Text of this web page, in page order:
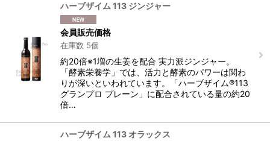
ハーブザイム 113 ジンジャー
会員販売価格
在庫数 5個
約20倍※1増の生姜を配合 実力派ジンジャー。
「酵素栄養学」では、活力と酵素のパワーは関わ
りが深いといわれています。「ハーブザイム®113
グランプロ プレーン」に配合されている量の約20
倍…
ハーブザイム 113 オラックス